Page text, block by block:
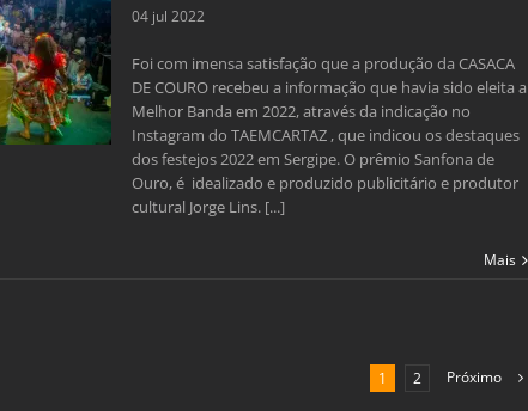
04 jul 2022
Foi com imensa satisfação que a produção da CASACA
DE COURO recebeu a informação que havia sido eleita a
Melhor Banda em 2022, através da indicação no
Instagram do TAEMCARTAZ , que indicou os destaques
dos festejos 2022 em Sergipe. O prêmio Sanfona de
Ouro, é idealizado e produzido publicitário e produtor
cultural Jorge Lins. [...]
Mais
1 2 Próximo